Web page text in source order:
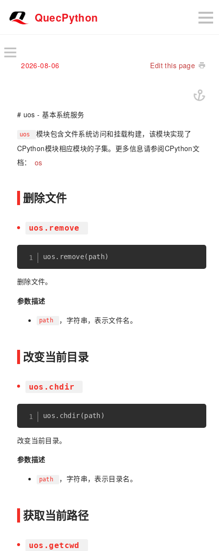
QuecPython
2026-08-06 Edit this page
# uos - 基本系统服务
uos
模块包含文件系统访问和挂载构建，该模块实现了
CPython模块相应模块的子集。更多信息请参阅CPython文
档：
os
删除文件
uos.remove
uos . remove( path)
删除文件。
参数描述
path ，字符串，表示文件名。
改变当前目录
uos.chdir
uos . chdir (path)
改变当前目录。
参数描述
path ，字符串，表示目录名。
获取当前路径
uos.getcwd